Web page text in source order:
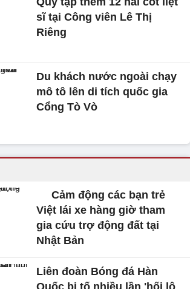
sĩ tại Công viên Lê Thị
Riêng
Du khách nước ngoài chạy
mô tô lên di tích quốc gia
Cổng Tò Vò
Cảm động các bạn trẻ
Việt lái xe hàng giờ tham
gia cứu trợ động đất tại
Nhật Bản
Liên đoàn Bóng đá Hàn